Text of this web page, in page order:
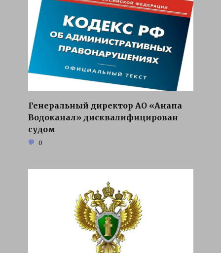
Генеральный директор АО «Анапа
Водоканал» дисквалифицирован
судом
0